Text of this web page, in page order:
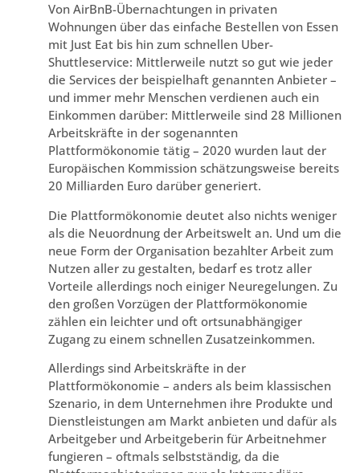
Von AirBnB-Übernachtungen in privaten
Wohnungen über das einfache Bestellen von Essen
mit Just Eat bis hin zum schnellen Uber-
Shuttleservice: Mittlerweile nutzt so gut wie jeder
die Services der beispielhaft genannten Anbieter –
und immer mehr Menschen verdienen auch ein
Einkommen darüber: Mittlerweile sind 28 Millionen
Arbeitskräfte in der sogenannten
Plattformökonomie tätig – 2020 wurden laut der
Europäischen Kommission schätzungsweise bereits
20 Milliarden Euro darüber generiert.
Die Plattformökonomie deutet also nichts weniger
als die Neuordnung der Arbeitswelt an. Und um die
neue Form der Organisation bezahlter Arbeit zum
Nutzen aller zu gestalten, bedarf es trotz aller
Vorteile allerdings noch einiger Neuregelungen. Zu
den großen Vorzügen der Plattformökonomie
zählen ein leichter und oft ortsunabhängiger
Zugang zu einem schnellen Zusatzeinkommen.
Allerdings sind Arbeitskräfte in der
Plattformökonomie – anders als beim klassischen
Szenario, in dem Unternehmen ihre Produkte und
Dienstleistungen am Markt anbieten und dafür als
Arbeitgeber und Arbeitgeberin für Arbeitnehmer
fungieren – oftmals selbstständig, da die